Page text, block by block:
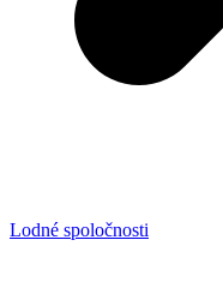
Lodné spoločnosti